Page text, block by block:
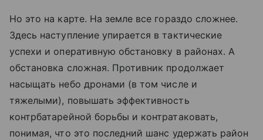
Но это на карте. На земле все гораздо сложнее.
Здесь наступление упирается в тактические
успехи и оперативную обстановку в районах. А
обстановка сложная. Противник продолжает
насыщать небо дронами (в том числе и
тяжелыми), повышать эффективность
контрбатарейной борьбы и контратаковать,
понимая, что это последний шанс удержать район